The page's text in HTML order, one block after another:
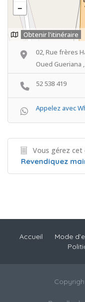
Obtenir l'itinéraire
02, Rue frères
Oued Gueriana
52 538 419
Appelez avec
Vous gérez cet
Revendiquez
Accueil Mode